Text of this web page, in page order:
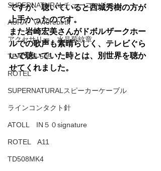
SUPERNATURALチューニング
AURA VA40rebirth
アクセサリー 水晶菊紋章
TEAC PE-505
ROTEL
SUPERNATURALスピーカーケーブル
ラインコンタクト針
ATOLL IN５０signature
ROTEL A11
TD508MK4
ですが、聴いていると西城秀樹の方が
上手かったのです。
また岩崎宏美さんがドボルザークホー
ルでの歌声も素晴らしく、テレビぐら
いで聴いていた時とは、別世界を聴か
せてくれました。